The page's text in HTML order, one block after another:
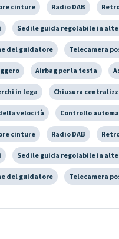
cinture Radio DAB
Sedile guida regolabile in
del guidatore Telecamera
Airbag per la testa
in lega Chiusura
velocità Controllo
cinture Radio DAB
Sedile guida regolabile in
del guidatore Telecamera